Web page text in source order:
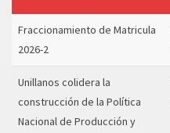
Fraccionamiento de Matricula
2026-2
Unillanos colidera la
construcción de la Política
Nacional de Producción y